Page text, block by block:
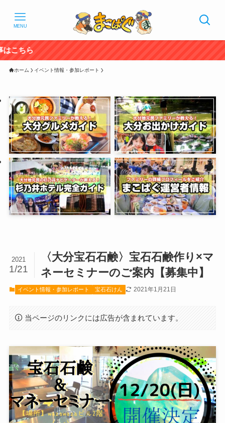
MENU
ホーム イベント情報・参加レポート
〈大分宝石石鹸〉宝石石鹸作り×マ
ネーセミナーのご案内【募集中】
2021
1/21
イベント情報・参加レポート 宝石石けん 2021年1月21日
当ページのリンクには広告が含まれています。